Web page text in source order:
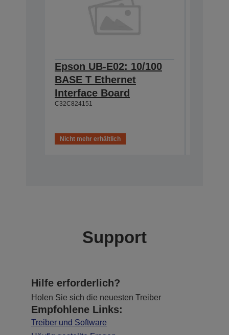
Epson UB-E02: 10/100
BASE T Ethernet
Interface Board
C32C824151
Nicht mehr erhältlich
Support
Hilfe erforderlich?
Holen Sie sich die neuesten Treiber
Empfohlene Links:
Treiber und Software